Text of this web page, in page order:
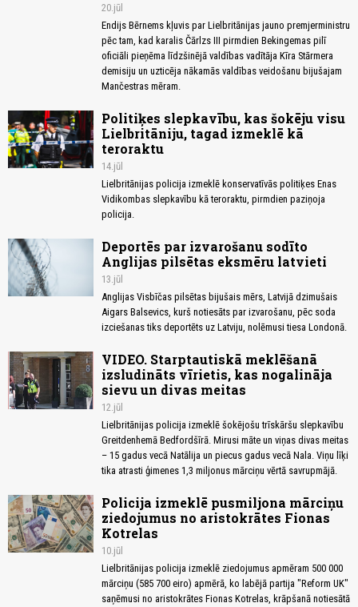
20.jūl
Endijs Bērnems kļuvis par Lielbritānijas jauno premjerministru
pēc tam, kad karalis Čārlzs III pirmdien Bekingemas pilī
oficiāli pieņēma līdzšinējā valdības vadītāja Kīra Stārmera
demisiju un uzticēja nākamās valdības veidošanu bijušajam
Mančestras mēram.
Politiķes slepkavību, kas šokēju visu
Lielbritāniju, tagad izmeklē kā
teroraktu
14.jūl
Lielbritānijas policija izmeklē konservatīvās politiķes Enas
Vidikombas slepkavību kā teroraktu, pirmdien paziņoja
policija.
Deportēs par izvarošanu sodīto
Anglijas pilsētas eksmēru latvieti
13.jūl
Anglijas Visbīčas pilsētas bijušais mērs, Latvijā dzimušais
Aigars Balsevics, kurš notiesāts par izvarošanu, pēc soda
izciešanas tiks deportēts uz Latviju, nolēmusi tiesa Londonā.
VIDEO. Starptautiskā meklēšanā
izsludināts vīrietis, kas nogalināja
sievu un divas meitas
12.jūl
Lielbritānijas policija izmeklē šokējošu trīskāršu slepkavību
Greitdenhemā Bedfordšīrā. Mirusi māte un viņas divas meitas
– 15 gadus vecā Natālija un piecus gadus vecā Nala. Viņu līķi
tika atrasti ģimenes 1,3 miljonus mārciņu vērtā savrupmājā.
Policija izmeklē pusmiljona mārciņu
ziedojumus no aristokrātes Fionas
Kotrelas
10.jūl
Lielbritānijas policija izmeklē ziedojumus apmēram 500 000
mārciņu (585 700 eiro) apmērā, ko labējā partija "Reform UK"
saņēmusi no aristokrātes Fionas Kotrelas, krāpšanā notiesātā